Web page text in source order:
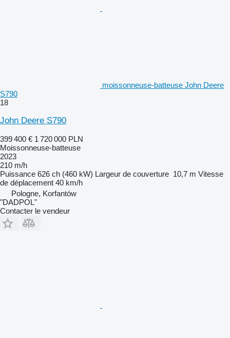
moissonneuse-batteuse John Deere
S790
18
John Deere S790
399 400 € 1 720 000 PLN
Moissonneuse-batteuse
2023
210 m/h
Puissance 626 ch (460 kW) Largeur de couverture 10,7 m Vitesse
de déplacement 40 km/h
Pologne, Korfantów
"DADPOL"
Contacter le vendeur